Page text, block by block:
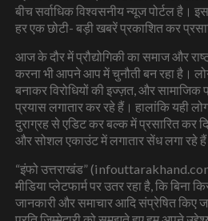
बीच सर्वाधिक विश्वसनीय न्यूज पोर्टल है।
हर एक छोटी- बड़ी खबरें प्रकाशित कर
आज के दौर में प्रौद्योगिकी का समाज और
करना भी आपने आप में चुनौती बन रहा है।
बनाकर विरोधियों की इज्ज़त, और सामाजिक
प्रयास लगातार कर रहे हैं। हालांकि यही
दुराग्रह से एडिट कर बल्क में प्रसारित कर
और सोशल एकाउंट में लगातार सेंध लगा रहे
“इंफो उत्तराखंड”
मीडिया प्लेटफार्म पर उतर रहा है, कि बिना
जानकारी और समाचार आदि संप्रेषित किए